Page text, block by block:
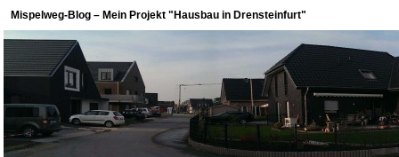
Mispelweg-Blog – Mein Projekt "Hausbau in Drensteinfurt"